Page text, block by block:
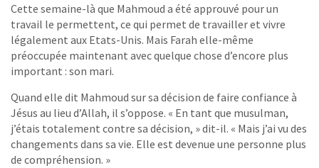
Cette semaine-là que Mahmoud a été approuvé pour un
travail le permettent, ce qui permet de travailler et vivre
légalement aux Etats-Unis. Mais Farah elle-même
préoccupée maintenant avec quelque chose d’encore plus
important : son mari.
Quand elle dit Mahmoud sur sa décision de faire confiance à
Jésus au lieu d’Allah, il s’oppose. « En tant que musulman,
j’étais totalement contre sa décision, » dit-il. « Mais j’ai vu des
changements dans sa vie. Elle est devenue une personne plus
de compréhension. »